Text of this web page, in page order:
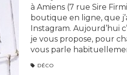
à Amiens (7 rue Sire
boutique en ligne, que
Instagram. Aujourd’hui
je vous propose, pour
vous parle
DÉCO